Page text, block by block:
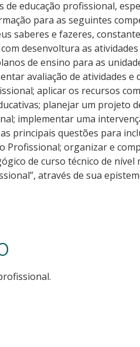
educação profissional,
para as seguintes
saberes e fazeres,
desenvoltura as
de ensino para as
avaliação de atividades e
aplicar os recursos
planejar um projeto
implementar uma
principais questões para
Profissional; organizar e
de curso técnico de nível
através de sua